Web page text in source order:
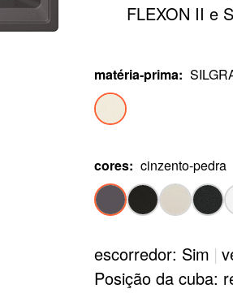
FLEXON II e
matéria-prima:
cores: cinzento-pedra
escorredor: Sim |
Posição da cuba: